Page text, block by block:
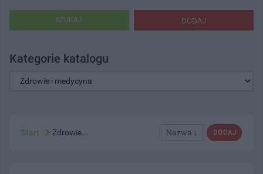
DODAJ
SZUKAJ
Kategorie katalogu
DODAJ
Nazwa ↓
Start Zdrowie...